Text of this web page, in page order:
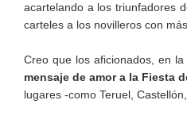
acartelando a los triunfadores
carteles a los novilleros con
Creo que los aficionados, en
mensaje de amor a la Fiesta
lugares -como Teruel,